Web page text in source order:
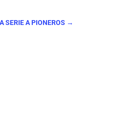
SERIE A PIONEROS →